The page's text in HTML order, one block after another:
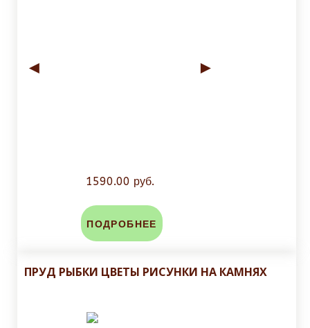
◄ ►
1590.00 руб.
ПОДРОБНЕЕ
ПРУД РЫБКИ ЦВЕТЫ РИСУНКИ НА КАМНЯХ